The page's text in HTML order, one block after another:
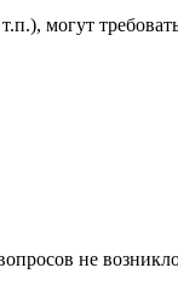
могут
не